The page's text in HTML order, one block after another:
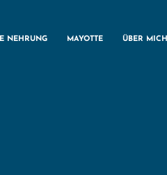
NEHRUNG MAYOTTE ÜBER MICH